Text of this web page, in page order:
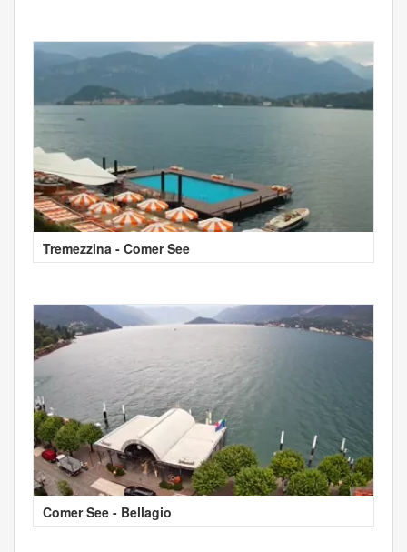
Tremezzina - Comer See
Comer See - Bellagio